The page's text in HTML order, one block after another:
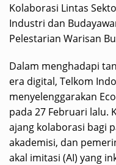
Kolaborasi Lintas
Industri dan
Pelestarian Warisan
Dalam menghadapi
era digital, Telkom
menyelenggarakan
pada 27 Februari lalu.
ajang kolaborasi bagi
akademisi, dan
akal imitasi (AI) yang